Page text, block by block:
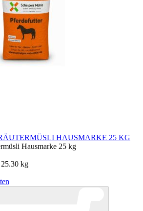
HAUSMARKE 25 KG
Hausmarke 25 kg
kg